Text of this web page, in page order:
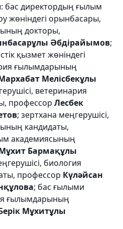
директордың ғылым
жөніндегі орынбасары,
докторы,
Әбдірайымов;
қызмет жөніндегі
ғылымдарының
Мелісбекұлы
ветеринария
профессор Лесбек
; зертхана меңгерушісі,
кандидаты,
академиясының
Бармақұлы
биология
профессор Күләйсан
; бас ғылыми
ғылымдарының
Мұхитұлы